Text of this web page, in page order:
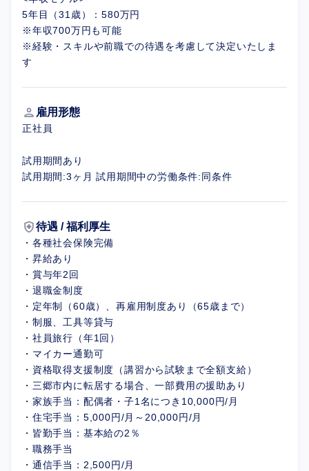
5年目（31歳）：580万円
※年収700万円も可能
※経験・スキルや前職での待遇を考慮して決定いたしま
す
person 雇用形態
正社員
試用期間あり
試用期間:3ヶ月 試用期間中の労働条件:同条件
health_and_safety待遇 / 福利厚生
・各種社会保険完備
・昇給あり
・賞与年2回
・退職金制度
・定年制（60歳）、再雇用制度あり（65歳まで）
・制服、工具等貸与
・社員旅行（年1回）
・マイカー通勤可
・資格取得支援制度（講習から試験まで全額支給）
・三郷市内に転居する場合、一部費用の援助あり
・家族手当：配偶者・子1名につき10,000円/月
・住宅手当：5,000円/月～20,000円/月
・皆勤手当：基本給の2％
・職務手当
・通信手当：2,500円/月